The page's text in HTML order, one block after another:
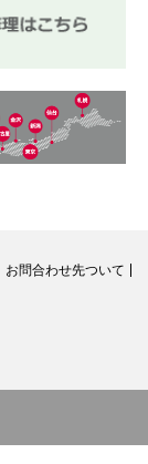
お問合わせ先ついて